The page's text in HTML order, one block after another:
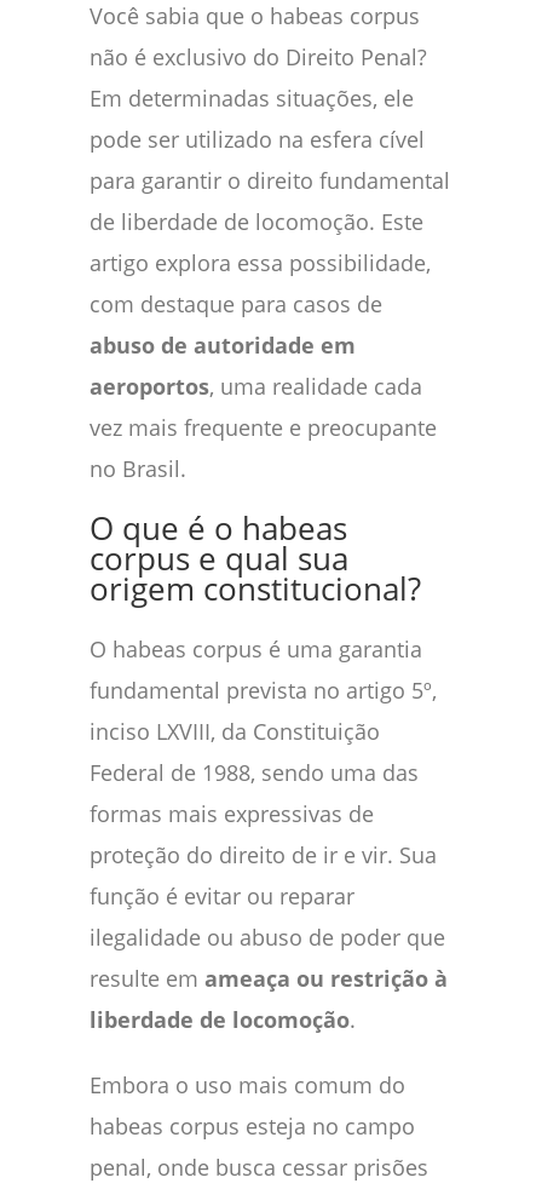
Você sabia que o habeas corpus
não é exclusivo do Direito Penal?
Em determinadas situações, ele
pode ser utilizado na esfera cível
para garantir o direito fundamental
de liberdade de locomoção. Este
artigo explora essa possibilidade,
com destaque para casos de
abuso de autoridade em
aeroportos, uma realidade cada
vez mais frequente e preocupante
no Brasil.
O que é o habeas
corpus e qual sua
origem constitucional?
O habeas corpus é uma garantia
fundamental prevista no artigo 5º,
inciso LXVIII, da Constituição
Federal de 1988, sendo uma das
formas mais expressivas de
proteção do direito de ir e vir. Sua
função é evitar ou reparar
ilegalidade ou abuso de poder que
resulte em ameaça ou restrição à
liberdade de locomoção.
Embora o uso mais comum do
habeas corpus esteja no campo
penal, onde busca cessar prisões